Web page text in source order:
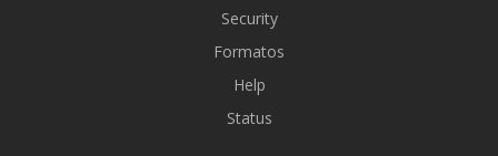
Security
Formatos
Help
Status